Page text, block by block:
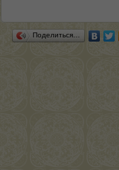
Поделиться…